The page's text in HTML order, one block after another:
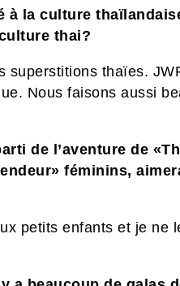
à la culture
thai?
superstitions thaïes.
Nous faisons aussi
de l’aventure de
féminins,
petits enfants et je ne